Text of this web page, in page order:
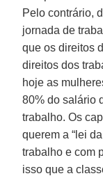
Pelo contrário,
jornada de
que os direitos
direitos dos
hoje as
80% do salário
trabalho. Os
querem a “lei
trabalho e com
isso que a